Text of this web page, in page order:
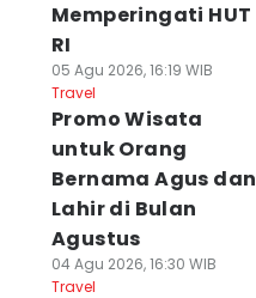
Memperingati HUT
RI
05 Agu 2026, 16:19 WIB
Travel
Promo Wisata
untuk Orang
Bernama Agus dan
Lahir di Bulan
Agustus
04 Agu 2026, 16:30 WIB
Travel